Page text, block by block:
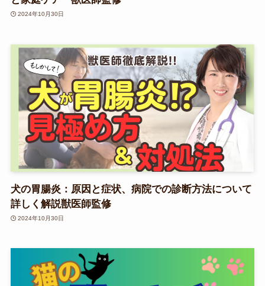
2024年10月30日
犬の胃腸炎：原因と症状、病院での診断方法について
詳しく解説獣医師監修
2024年10月30日